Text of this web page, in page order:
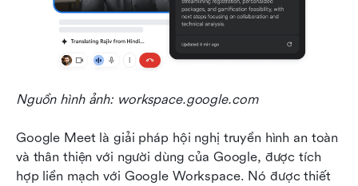
Nguồn hình ảnh: workspace.google.com
Google Meet là giải pháp hội nghị truyền hình an toàn
và thân thiện với người dùng của Google, được tích
hợp liền mạch với Google Workspace. Nó được thiết